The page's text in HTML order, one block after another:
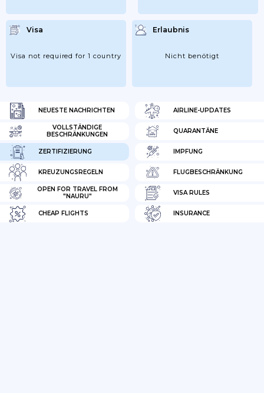
NEUESTE NACHRICHTEN AIRLINE-UPDATES
VOLLSTÄNDIGE
BESCHRÄNKUNGEN
QUARANTÄNE
ZERTIFIZIERUNG IMPFUNG
KREUZUNGSREGELN FLUGBESCHRÄNKUNG
OPEN FOR TRAVEL FROM
"NAURU"
VISA RULES
CHEAP FLIGHTS INSURANCE
Visa
Visa not required for 1 country
Erlaubnis
Nicht benötigt